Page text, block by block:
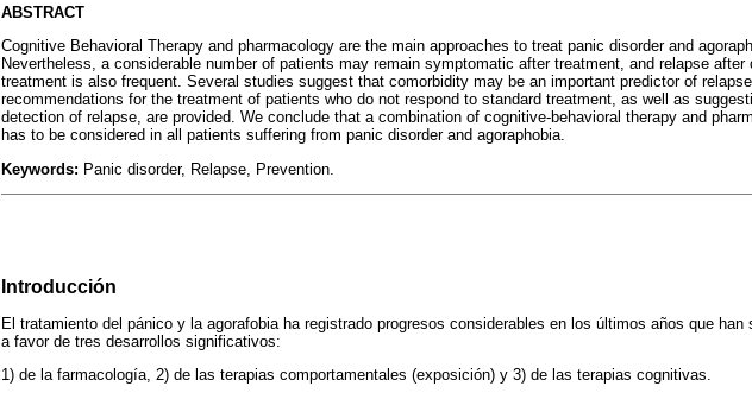
ABSTRACT
Cognitive Behavioral Therapy and pharmacology are the main approaches to treat panic disorder and
Nevertheless, a considerable number of patients may remain symptomatic after treatment, and relapse after
treatment is also frequent. Several studies suggest that comorbidity may be an important predictor of
recommendations for the treatment of patients who do not respond to standard treatment, as well as
detection of relapse, are provided. We conclude that a combination of cognitive-behavioral therapy and
has to be considered in all patients suffering from panic disorder and agoraphobia.
Keywords: Panic disorder, Relapse, Prevention.
Introducción
El tratamiento del pánico y la agorafobia ha registrado progresos considerables en los últimos años que han
a favor de tres desarrollos significativos:
1) de la farmacología, 2) de las terapias comportamentales (exposición) y 3) de las terapias cognitivas.